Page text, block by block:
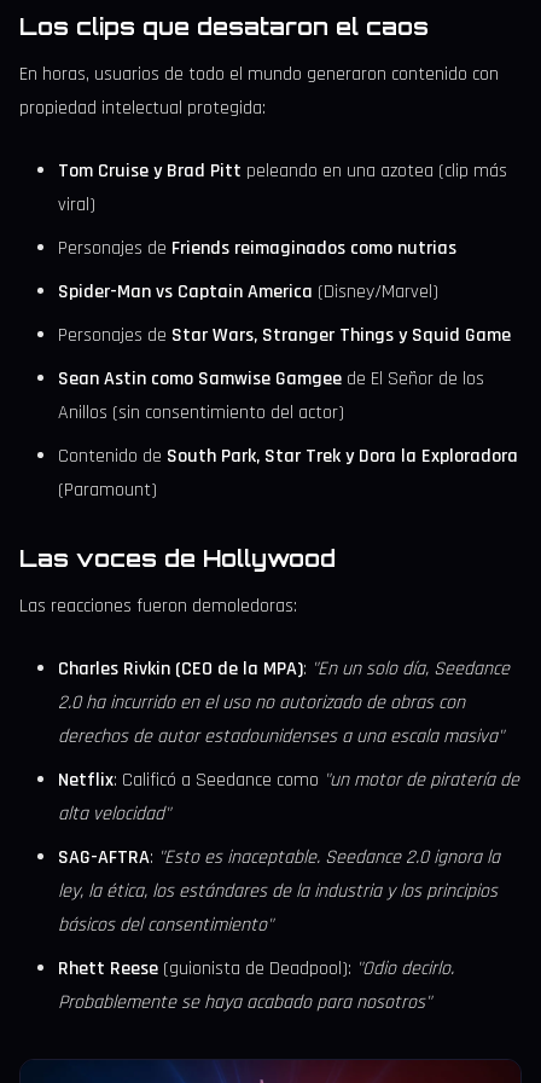
Los clips que desataron el caos
En horas, usuarios de todo el mundo generaron contenido con
propiedad intelectual protegida:
Tom Cruise y Brad Pitt peleando en una azotea (clip más
viral)
Personajes de Friends reimaginados como nutrias
Spider-Man vs Captain America (Disney/Marvel)
Personajes de Star Wars, Stranger Things y Squid Game
Sean Astin como Samwise Gamgee de El Señor de los
Anillos (sin consentimiento del actor)
Contenido de South Park, Star Trek y Dora la Exploradora
(Paramount)
Las voces de Hollywood
Las reacciones fueron demoledoras:
Charles Rivkin (CEO de la MPA): "En un solo día, Seedance
2.0 ha incurrido en el uso no autorizado de obras con
derechos de autor estadounidenses a una escala masiva"
Netflix: Calificó a Seedance como "un motor de piratería de
alta velocidad"
SAG-AFTRA: "Esto es inaceptable. Seedance 2.0 ignora la
ley, la ética, los estándares de la industria y los principios
básicos del consentimiento"
Rhett Reese (guionista de Deadpool): "Odio decirlo.
Probablemente se haya acabado para nosotros"